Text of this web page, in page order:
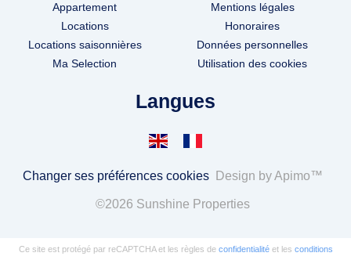
Appartement
Locations
Locations saisonnières
Ma Selection
Mentions légales
Honoraires
Données personnelles
Utilisation des cookies
Langues
Changer ses préférences cookies Design byApimo™
©2026 Sunshine Properties
Ce site est protégé par reCAPTCHA et les règles de confidentialitéet les conditions